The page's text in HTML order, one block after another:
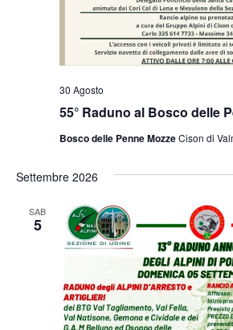
55° Raduno al Bosco delle
30 Agosto
Bosco delle Penne MozzeCison di
Settembre 2026
SAB
5